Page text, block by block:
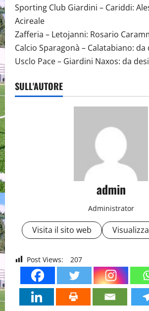
Sporting Club Giardini – Cariddi:
Acireale
Zafferia – Letojanni: Rosario
Calcio Sparagonà – Calatabiano: da
Usclo Pace – Giardini Naxos: da
SULL'AUTORE
admin
Administrator
Visita il sito web
Post Views: 207